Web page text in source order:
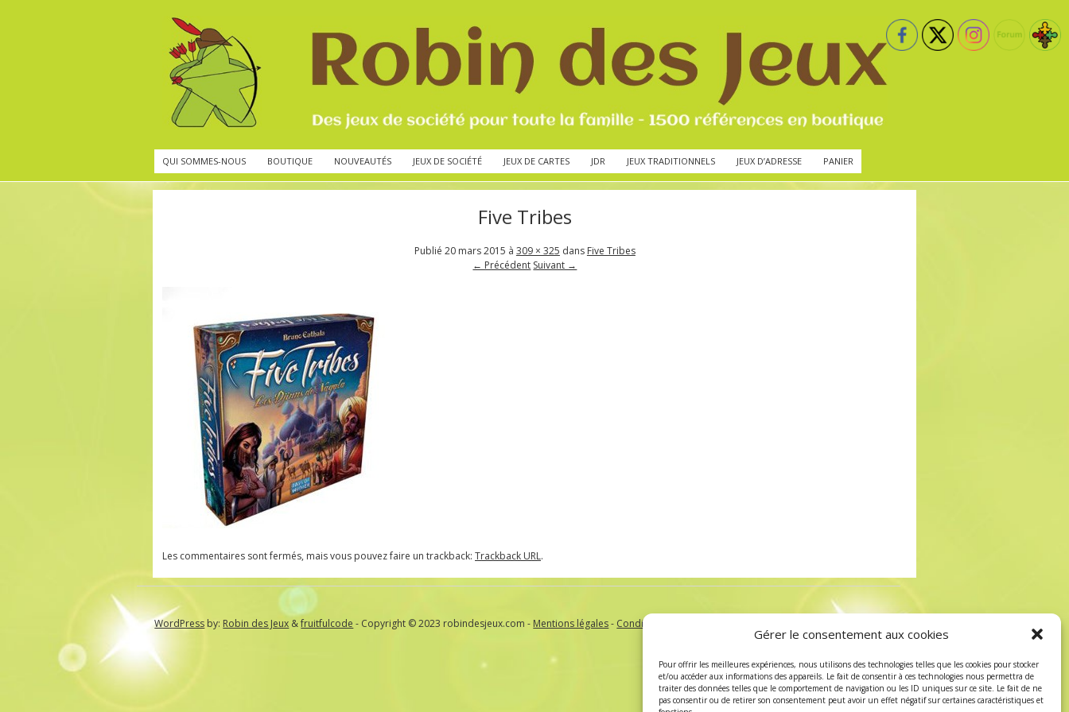
Gérer le consentement aux cookies
Pour offrir les meilleures expériences, nous utilisons des technologies telles que les cookies pour stocker
et/ou accéder aux informations des appareils. Le fait de consentir à ces technologies nous permettra de
traiter des données telles que le comportement de navigation ou les ID uniques sur ce site. Le fait de ne
pas consentir ou de retirer son consentement peut avoir un effet négatif sur certaines caractéristiques et
QUI SOMMES-NOUS BOUTIQUE NOUVEAUTÉS JEUX DE SOCIÉTÉ JEUX DE CARTES JDR JEUX TRADITIONNELS JEUX D’ADRESSE PANIER
Five Tribes
Publié 20 mars 2015 à 309 × 325 dans Five Tribes
← Précédent Suivant →
Les commentaires sont fermés, mais vous pouvez faire un trackback: Trackback URL.
WordPress by: Robin des Jeux &fruitfulcode - Copyright © 2023 robindesjeux.com - Mentions légales- Conditions Générales de Vente